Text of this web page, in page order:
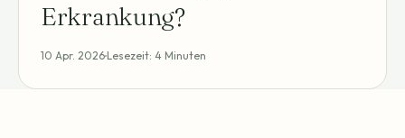
Erkrankung?
10 Apr. 2026 Lesezeit: 4 Minuten